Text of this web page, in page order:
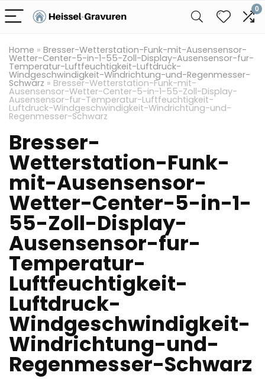
0
Home » Bresser-Wetterstation-Funk-mit-Ausensensor-
Wetter-Center-5-in-1-55-Zoll-Display-Ausensensor-fur-
Temperatur-Luftfeuchtigkeit-Luftdruck-
Windgeschwindigkeit-Windrichtung-und-Regenmesser-
Schwarz » Bresser-Wetterstation-Funk-mit-
Ausensensor-Wetter-Center-5-in-1-55-Zoll-Display-
Ausensensor-fur-Temperatur-Luftfeuchtigkeit-
Luftdruck-Windgeschwindigkeit-Windrichtung-und-
Regenmesser-Schwarz
Bresser-
Wetterstation-Funk-
mit-Ausensensor-
Wetter-Center-5-in-1-
55-Zoll-Display-
Ausensensor-fur-
Temperatur-
Luftfeuchtigkeit-
Luftdruck-
Windgeschwindigkeit-
Windrichtung-und-
Regenmesser-Schwarz